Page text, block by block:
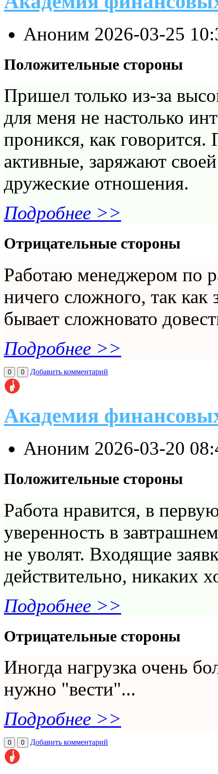
Аноним 2026-03-25
Положительные стороны
Пришел только из-за
для меня не настолько
проникся, как
активные, заряжают
дружеские отношения.
Подробнее >>
Отрицательные стороны
Работаю менеджером по
ничего сложного, так как
бывает сложновато
Подробнее >>
0 0 Добавить комментарий
Академия
Аноним 2026-03-20
Положительные стороны
Работа нравится, в
уверенность в
не уволят. Входящие
действительно, никаких
Подробнее >>
Отрицательные стороны
Иногда нагрузка очень
нужно "вести"...
Подробнее >>
0 0 Добавить комментарий